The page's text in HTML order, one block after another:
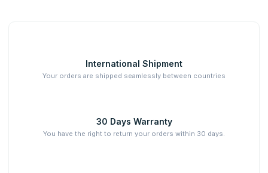
International Shipment
Your orders are shipped seamlessly between countries
30 Days Warranty
You have the right to return your orders within 30 days.